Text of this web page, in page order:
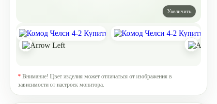
* Внимание! Цвет изделия может отличаться от изображения в
зависимости от настроек монитора.